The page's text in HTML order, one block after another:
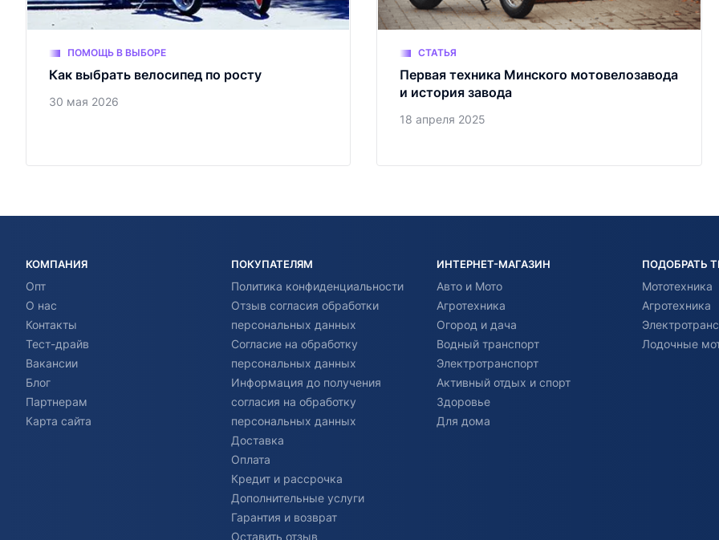
ПОМОЩЬ В ВЫБОРЕ
Как выбрать велосипед по росту
30 мая 2026
СТАТЬЯ
Первая техника Минского мотовелозавода
и история завода
18 апреля 2025
КОМПАНИЯ
Опт
О нас
Контакты
Тест-драйв
Вакансии
Блог
Партнерам
Карта сайта
ПОКУПАТЕЛЯМ
Политика конфиденциальности
Отзыв согласия обработки
персональных данных
Согласие на обработку
персональных данных
Информация до получения
согласия на обработку
персональных данных
Доставка
Оплата
Кредит и рассрочка
Дополнительные услуги
Гарантия и возврат
Оставить отзыв
ИНТЕРНЕТ-МАГАЗИН
Авто и Мото
Агротехника
Огород и дача
Водный транспорт
Электротранспорт
Активный отдых и спорт
Здоровье
Для дома
ПОДОБРАТЬ
Мототехника
Агротехника
Лодочные